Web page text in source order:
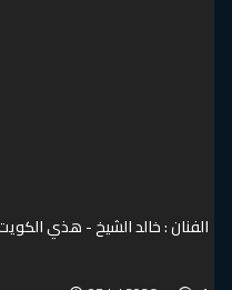
الفنان : خالد الشيخ - هذي الكويت